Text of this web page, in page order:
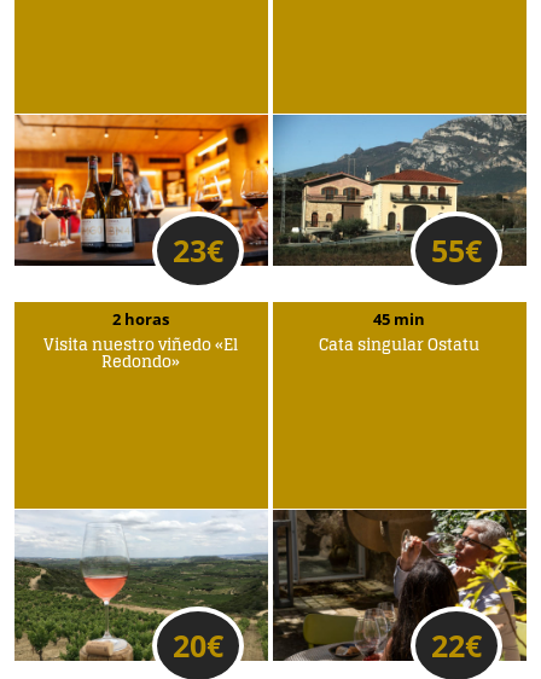
23€ 55€
2 horas
Visita nuestro viñedo «El
Redondo»
20€
45 min
Cata singular Ostatu
22€